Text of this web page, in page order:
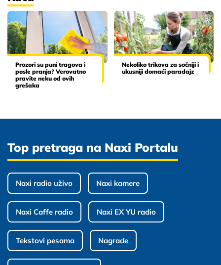
Prozori su puni tragova i
posle pranja? Verovatno
pravite neku od ovih
grešaka
Nekoliko trikova za sočniji i
ukusniji domaći paradajz
Top pretraga na Naxi Portalu
Naxi radio uživo Naxi kamere
Naxi Caffe radio Naxi EX YU radio
Tekstovi pesama Nagrade